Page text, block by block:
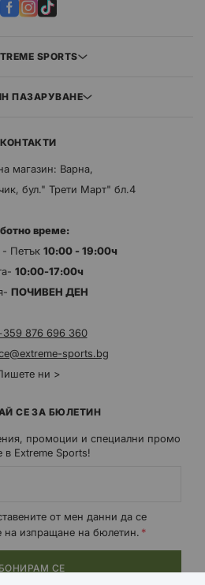
SPORTS
ПАЗАРУВАНЕ
КОНТАКТИ
магазин: Варна,
бул." Трети Март" бл.4
време:
- Петък 10:00 - 19:00ч
10:00-17:00ч
ПОЧИВЕН ДЕН
876 696 360
sports.bg
ни >
СЕ ЗА БЮЛЕТИН
промоции и специални промо
в Extreme Sports!
от мен данни да се
на изпращане на бюлетин.
СЕ